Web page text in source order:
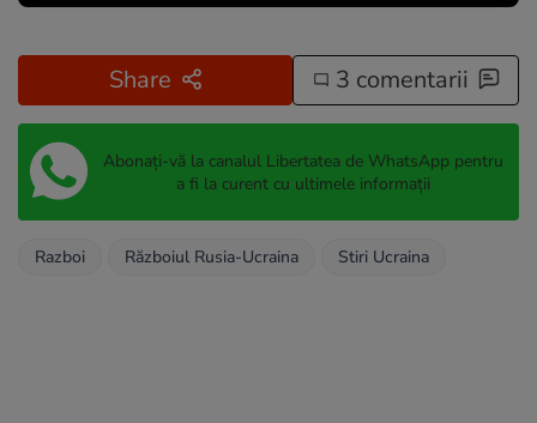
Share 3 comentarii
Abonați-vă la canalul Libertatea de WhatsApp pentru
a fi la curent cu ultimele informații
Razboi Războiul Rusia-Ucraina Stiri Ucraina